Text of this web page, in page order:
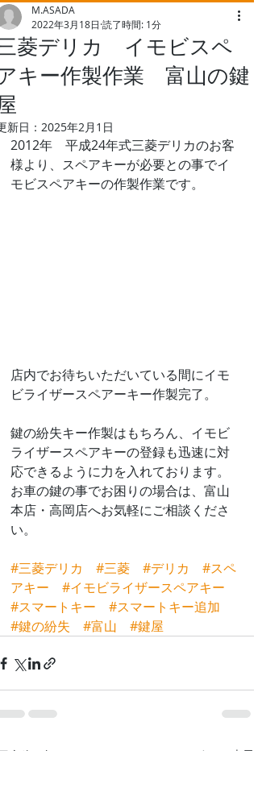
菱デリカ イモビスペ
キー作製作業 富山の鍵
M.ASADA
2022年3月18日 読了時間: 1分
新日： 2025年2月1日
2012年　平成24年式三菱デリカのお客
様より、スペアキーが必要との事でイ
モビスペアキーの作製作業です。
店内でお待ちいただいている間にイモ
ビライザースペアーキー作製完了。
鍵の紛失キー作製はもちろん、イモビ
ライザースペアキーの登録も迅速に対
応できるように力を入れております。
お車の鍵の事でお困りの場合は、富山
本店・高岡店へお気軽にご相談くださ
い。
#三菱デリカ #三菱 #デリカ
#スペ
アキー
#イモビライザースペアキー
#スマートキー
#スマートキー追加
#鍵の紛失
#富山 #鍵屋
新記事 すべて表示